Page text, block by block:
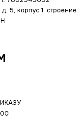
5, корпус 1, строение